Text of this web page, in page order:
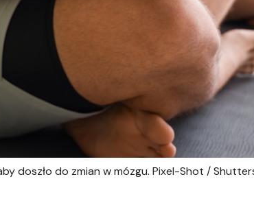
doszło do zmian w mózgu. Pixel-Shot /